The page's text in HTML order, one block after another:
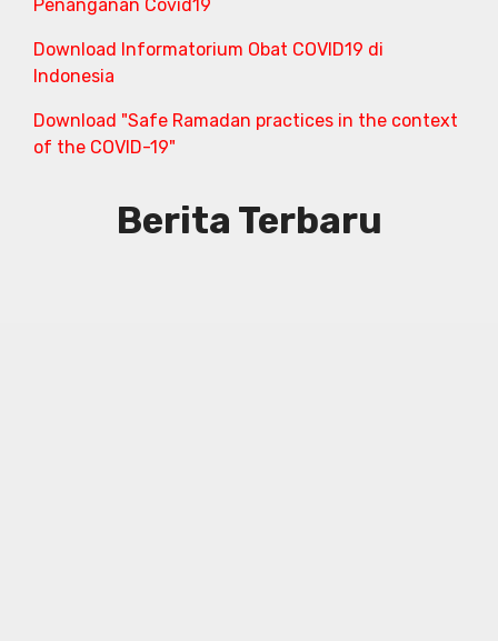
Penanganan Covid19
Download Informatorium Obat COVID19 di
Indonesia
Download "Safe Ramadan practices in the context
of the COVID-19"
Berita Terbaru